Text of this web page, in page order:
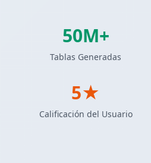
50M+
Tablas Generadas
5★
Calificación del Usuario